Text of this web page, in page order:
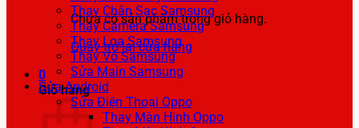
Chưa có sản phẩm trong giỏ hàng.
Quay trở lại cửa hàng
0
Giỏ hàng
Thay Chân Sạc Samsung
Thay Camera Samsung
Thay Loa Samsung
Thay Vỏ Samsung
Sửa Main Samsung
Sửa Android
Sửa Điện Thoại Oppo
Thay Màn Hình Oppo